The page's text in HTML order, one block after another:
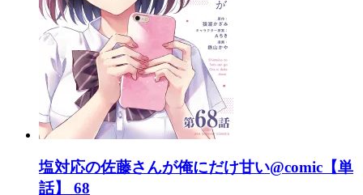
塩対応の佐藤さんが俺にだけ甘い@comic【単
話】 68